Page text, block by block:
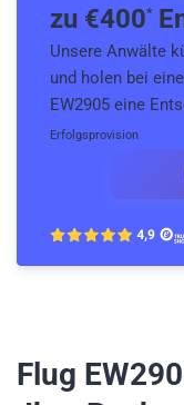
zu €400*
Unsere Anwälte
und holen bei
EW2905 eine
Erfolgsprovision
Flug